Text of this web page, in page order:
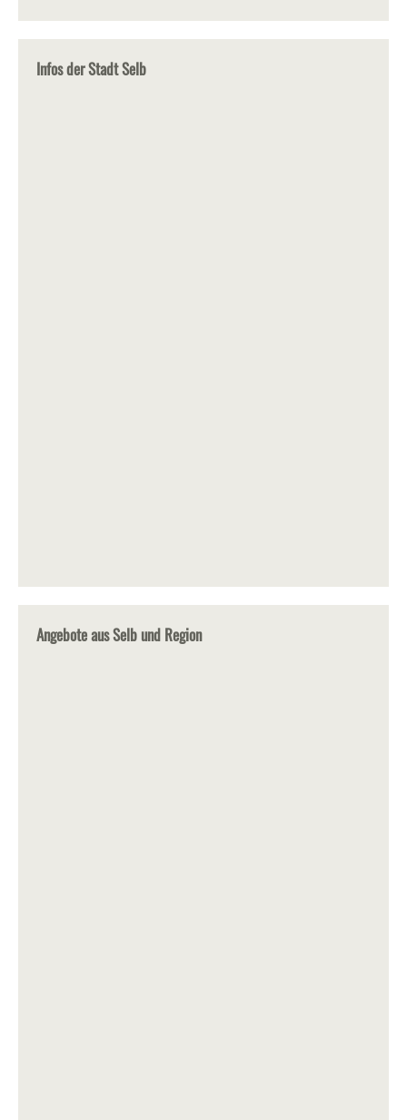
Infos der Stadt Selb
Angebote aus Selb und Region